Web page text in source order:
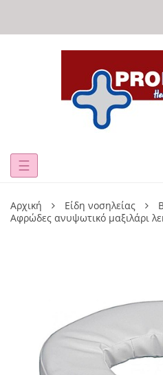
Toggle
☰
Αρχική Είδη νοσηλείας
Αφρώδες ανυψωτικό μαξιλάρι